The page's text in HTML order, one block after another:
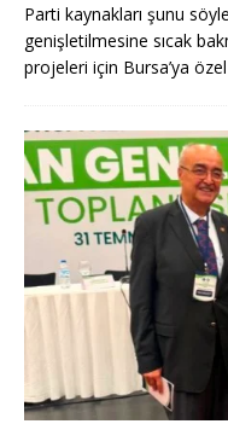
Parti kaynakları şunu
genişletilmesine sıcak
projeleri için Bursa’ya